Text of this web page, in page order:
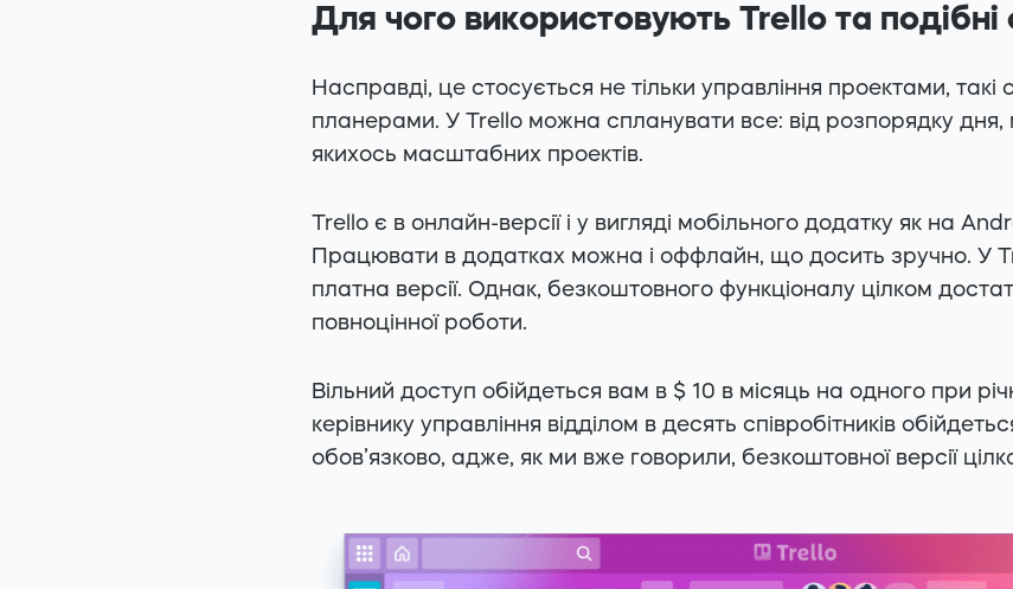
Для чого використовують Trello та подібні
Насправді, це стосується не тільки управління проектами, такі
планерами. У Trello можна спланувати все: від розпорядку
якихось масштабних проектів.
Trello є в онлайн-версії і у вигляді мобільного додатку як на
Працювати в додатках можна і оффлайн, що досить зручно. У
платна версії. Однак, безкоштовного функціоналу цілком
повноцінної роботи.
Вільний доступ обійдеться вам в $ 10 в місяць на одного при
керівнику управління відділом в десять співробітників
обов’язково, адже, як ми вже говорили, безкоштовної версії